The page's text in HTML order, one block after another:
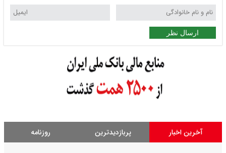
ارسال نظر
آخرین اخبار پربازدیدترین روزنامه